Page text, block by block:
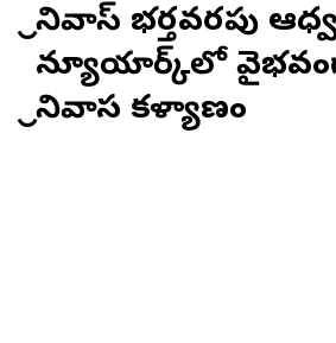
శ్రీనివాస్‌ భర్తవరపు
న్యూయార్క్‌లో
శ్రీనివాస కళ్యాణం